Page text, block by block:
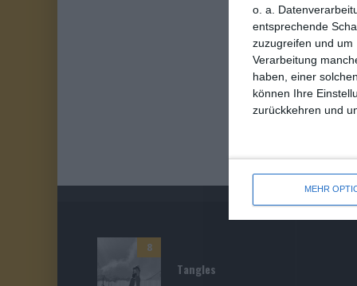
o. a.
entsprechende
zuzugreifen und
Verarbeitung
haben, einer
können Ihre
zurückkehren und
MEHR
8
Tangles